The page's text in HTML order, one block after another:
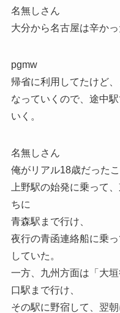
名無しさん
大分から名古屋は辛かっ
pgmw
帰省に利用してたけど
なっていくので、途中
いく。
名無しさん
俺がリアル18歳だったこ
上野駅の始発に乗って
ちに
青森駅まで行け、
夜行の青函連絡船に乗
していた。
一方、九州方面は「大
口駅まで行け、
その駅に野宿して、翌